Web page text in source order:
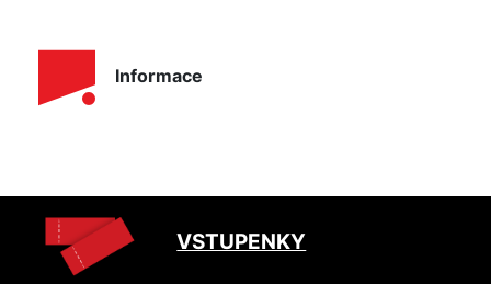
Informace
VSTUPENKY